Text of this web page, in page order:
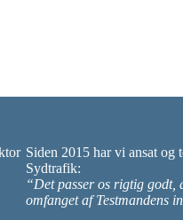
Siden 2015 har vi ansat
Sydtrafik:
“Det passer os rigtig godt,
omfanget af Testmandens